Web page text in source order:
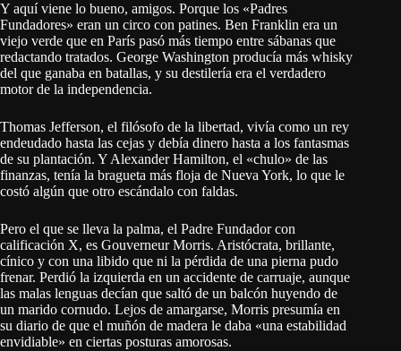
Y aquí viene lo bueno, amigos. Porque los «Padres
Fundadores» eran un circo con patines. Ben Franklin era un
viejo verde que en París pasó más tiempo entre sábanas que
redactando tratados. George Washington producía más whisky
del que ganaba en batallas, y su destilería era el verdadero
motor de la independencia.
Thomas Jefferson, el filósofo de la libertad, vivía como un rey
endeudado hasta las cejas y debía dinero hasta a los fantasmas
de su plantación. Y Alexander Hamilton, el «chulo» de las
finanzas, tenía la bragueta más floja de Nueva York, lo que le
costó algún que otro escándalo con faldas.
Pero el que se lleva la palma, el Padre Fundador con
calificación X, es Gouverneur Morris. Aristócrata, brillante,
cínico y con una libido que ni la pérdida de una pierna pudo
frenar. Perdió la izquierda en un accidente de carruaje, aunque
las malas lenguas decían que saltó de un balcón huyendo de
un marido cornudo. Lejos de amargarse, Morris presumía en
su diario de que el muñón de madera le daba «una estabilidad
envidiable» en ciertas posturas amorosas.